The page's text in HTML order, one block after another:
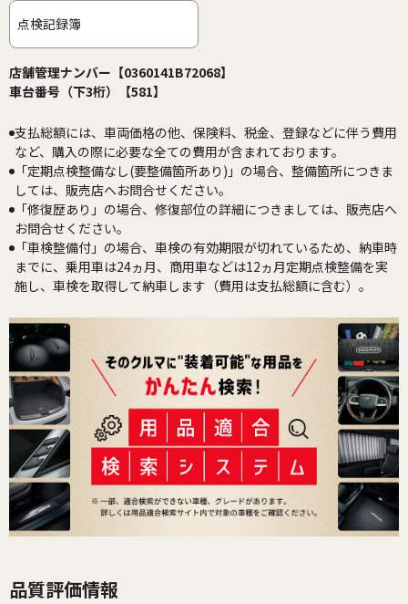
点検記録簿
店舗管理ナンバー【0360141B72068】
車台番号（下3桁）【581】
支払総額には、車両価格の他、保険料、税金、登録などに伴う費用
など、購入の際に必要な全ての費用が含まれております。
「定期点検整備なし(要整備箇所あり)」の場合、整備箇所につきま
しては、販売店へお問合せください。
「修復歴あり」の場合、修復部位の詳細につきましては、販売店へ
お問合せください。
「車検整備付」の場合、車検の有効期限が切れているため、納車時
までに、乗用車は24ヵ月、商用車などは12ヵ月定期点検整備を実
施し、車検を取得して納車します（費用は支払総額に含む）。
品質評価情報